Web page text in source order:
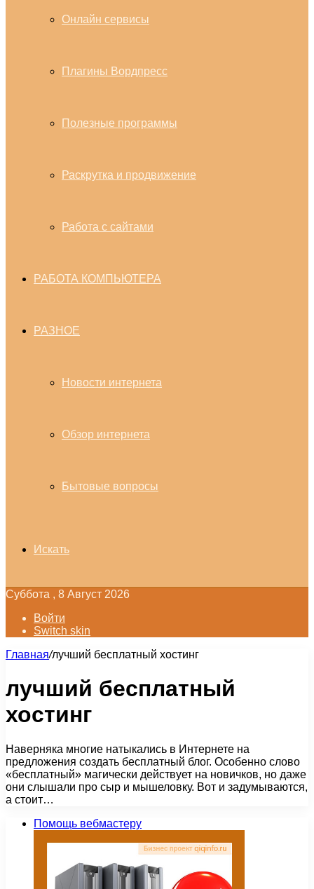
Онлайн сервисы
Плагины Вордпресс
Полезные программы
Раскрутка и продвижение
Работа с сайтами
РАБОТА КОМПЬЮТЕРА
РАЗНОЕ
Новости интернета
Обзор интернета
Бытовые вопросы
Искать
Суббота , 8 Август 2026
Войти
Switch skin
Главная/лучший бесплатный хостинг
лучший бесплатный
хостинг
Наверняка многие натыкались в Интернете на
предложения создать бесплатный блог. Особенно слово
«бесплатный» магически действует на новичков, но даже
они слышали про сыр и мышеловку. Вот и задумываются,
а стоит…
Помощь вебмастеру